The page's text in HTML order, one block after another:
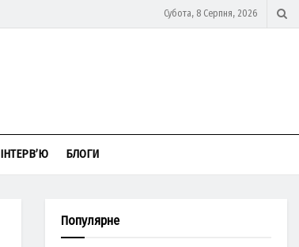
Субота, 8 Серпня, 2026
ІНТЕРВ’Ю БЛОГИ
Популярне